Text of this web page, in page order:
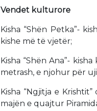
Vendet kulturore
Kisha “Shën Petka”-
kishe më të vjetër;
Kisha “Shën Ana”-
metrash, e njohur për
Kisha “Ngjitja e
majën e quajtur